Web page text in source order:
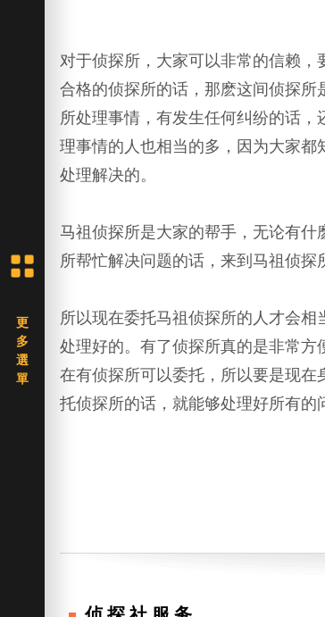
对于侦探所，大家可以非常的信赖
合格的侦探所的话，那麽这间侦探
所处理事情，有发生任何纠纷的话
理事情的人也相当的多，因为大家
处理解决的。
马祖侦探所是大家的帮手，无论有
所帮忙解决问题的话，来到马祖侦探
所以现在委托马祖侦探所的人才会
处理好的。有了侦探所真的是非常
在有侦探所可以委托，所以要是现
托侦探所的话，就能够处理好所有的